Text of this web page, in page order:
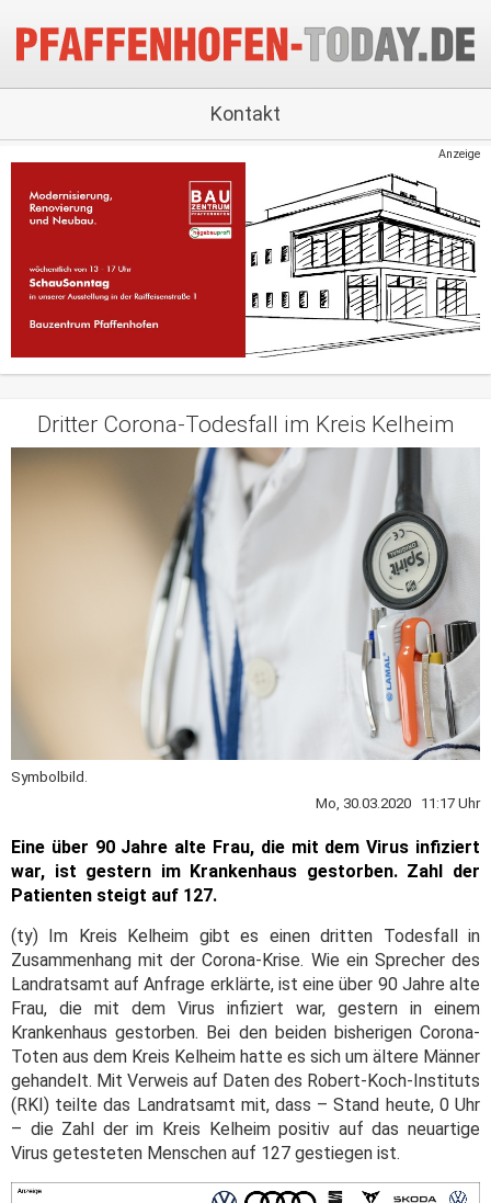
Kontakt
Anzeige
Dritter Corona-Todesfall im Kreis Kelheim
Symbolbild.
Mo, 30.03.2020 11:17 Uhr
Eine über 90 Jahre alte Frau, die mit dem Virus infiziert
war, ist gestern im Krankenhaus gestorben. Zahl der
Patienten steigt auf 127.
(ty) Im Kreis Kelheim gibt es einen dritten Todesfall in
Zusammenhang mit der Corona-Krise. Wie ein Sprecher des
Landratsamt auf Anfrage erklärte, ist eine über 90 Jahre alte
Frau, die mit dem Virus infiziert war, gestern in einem
Krankenhaus gestorben. Bei den beiden bisherigen Corona-
Toten aus dem Kreis Kelheim hatte es sich um ältere Männer
gehandelt. Mit Verweis auf Daten des Robert-Koch-Instituts
(RKI) teilte das Landratsamt mit, dass – Stand heute, 0 Uhr
– die Zahl der im Kreis Kelheim positiv auf das neuartige
Virus getesteten Menschen auf 127 gestiegen ist.